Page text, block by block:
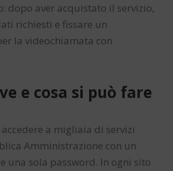
dopo aver acquistato il servizio,
richiesti e fissare un
la videochiamata con
e cosa si può fare
accedere a migliaia di servizi
Amministrazione con un
una sola password. In ogni sito